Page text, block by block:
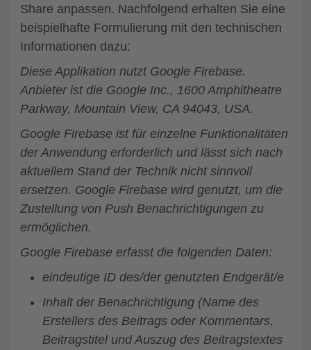
Share anpassen. Nachfolgend erhalten Sie eine
beispielhafte Formulierung mit den technischen
Informationen dazu:
Diese Applikation nutzt Google Firebase.
Anbieter ist die Google Inc., 1600 Amphitheatre
Parkway, Mountain View, CA 94043, USA.
Google Firebase ist für einzelne Funktionalitäten
der Anwendung erforderlich und lässt sich nach
aktuellem Stand der Technik nicht sinnvoll
ersetzen. Google Firebase wird genutzt, um die
Zustellung von Push Benachrichtigungen zu
ermöglichen.
Google Firebase erfasst die folgenden Daten:
eindeutige ID des/der genutzten Endgerät/e
Inhalt der Benachrichtigung (Name des
Erstellers des Beitrags oder Kommentars,
Beitragstitel und Auszug des Beitragstextes